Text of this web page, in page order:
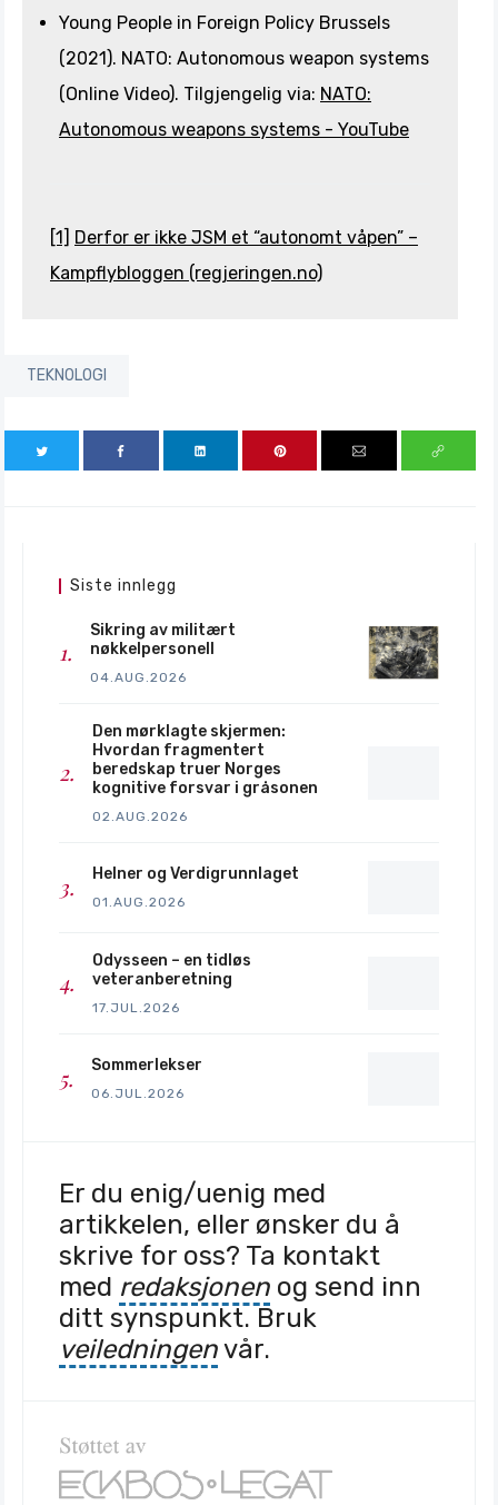
Young People in Foreign Policy Brussels
(2021). NATO: Autonomous weapon systems
(Online Video). Tilgjengelig via: NATO:
Autonomous weapons systems - YouTube
[1] Derfor er ikke JSM et “autonomt våpen” –
Kampflybloggen (regjeringen.no)
TEKNOLOGI
Siste innlegg
Sikring av militært
nøkkelpersonell
04.AUG.2026
Den mørklagte skjermen:
Hvordan fragmentert
beredskap truer Norges
kognitive forsvar i gråsonen
02.AUG.2026
Helner og Verdigrunnlaget
01.AUG.2026
Odysseen – en tidløs
veteranberetning
17.JUL.2026
Sommerlekser
06.JUL.2026
Er du enig/uenig med
artikkelen, eller ønsker du å
skrive for oss? Ta kontakt
med redaksjonen og send inn
ditt synspunkt. Bruk
veiledningenvår.